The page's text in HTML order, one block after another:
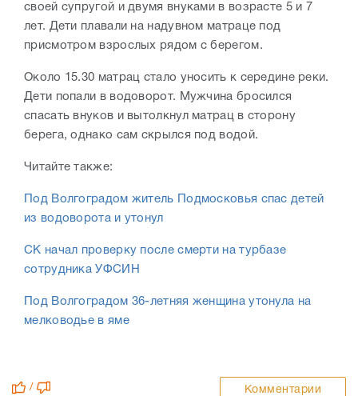
своей супругой и двумя внуками в возрасте 5 и 7
лет. Дети плавали на надувном матраце под
присмотром взрослых рядом с берегом.
Около 15.30 матрац стало уносить к середине реки.
Дети попали в водоворот. Мужчина бросился
спасать внуков и вытолкнул матрац в сторону
берега, однако сам скрылся под водой.
Читайте также:
Под Волгоградом житель Подмосковья спас детей
из водоворота и утонул
СК начал проверку после смерти на турбазе
сотрудника УФСИН
Под Волгоградом 36-летняя женщина утонула на
мелководье в яме
/ Комментарии